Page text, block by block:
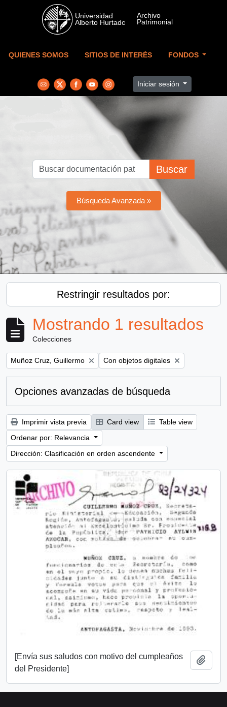
Skip to main content
QUIENES SOMOS SITIOS DE INTERÉS FONDOS
Iniciar sesión
Buscar
Búsqueda Avanzada »
Restringir resultados por:
Mostrando 1 resultados
Colecciones
Remove filter:
Muñoz Cruz, Guillermo Remove filter:
Con objetos digitales
Opciones avanzadas de búsqueda
Imprimir vista previa Card view
Table view
Ordenar por: Relevancia
Dirección: Clasificación en orden ascendente
[Envía sus saludos con motivo del cumpleaños
del Presidente]